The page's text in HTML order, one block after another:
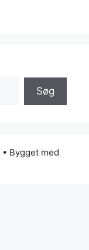
Søg
• Bygget med